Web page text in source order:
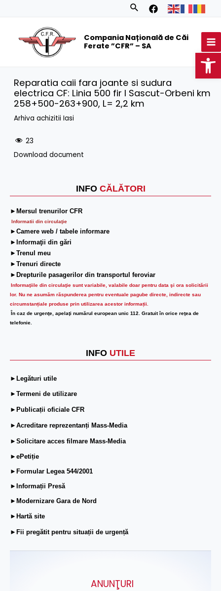
Search
Compania Națională de Căi
Ferate ”CFR” – SA
INFO CĂLĂTORI
►Mersul trenurilor CFR
Informatii din circulaţie
►Camere web / tabele informare
►Informaţii din gări
►Trenul meu
►Trenuri directe
►Drepturile pasagerilor din transportul feroviar
Informaţiile din circulaţie sunt variabile, valabile doar pentru data şi ora solicitării
lor. Nu ne asumăm răspunderea pentru eventuale pagube directe, indirecte sau
circumstanțiale produse prin utilizarea acestor informații.
În caz de urgenţe, apelaţi numărul european unic 112. Gratuit în orice reţea de
telefonie.
INFO UTILE
►Legături utile
►Termeni de utilizare
►Publicații oficiale CFR
►Acreditare reprezentanți Mass-Media
►Solicitare acces filmare Mass-Media
►ePetiție
►Formular Legea 544/2001
►Informații Presă
►Modernizare Gara de Nord
►Hartă site
►Fii pregătit pentru situații de urgență
Reparatia caii fara joante si sudura
electrica CF: Linia 500 fir I Sascut-Orbeni km
258+500-263+900, L= 2,2 km
Arhiva achizitii Iasi
23
Download document
ANUNŢURI